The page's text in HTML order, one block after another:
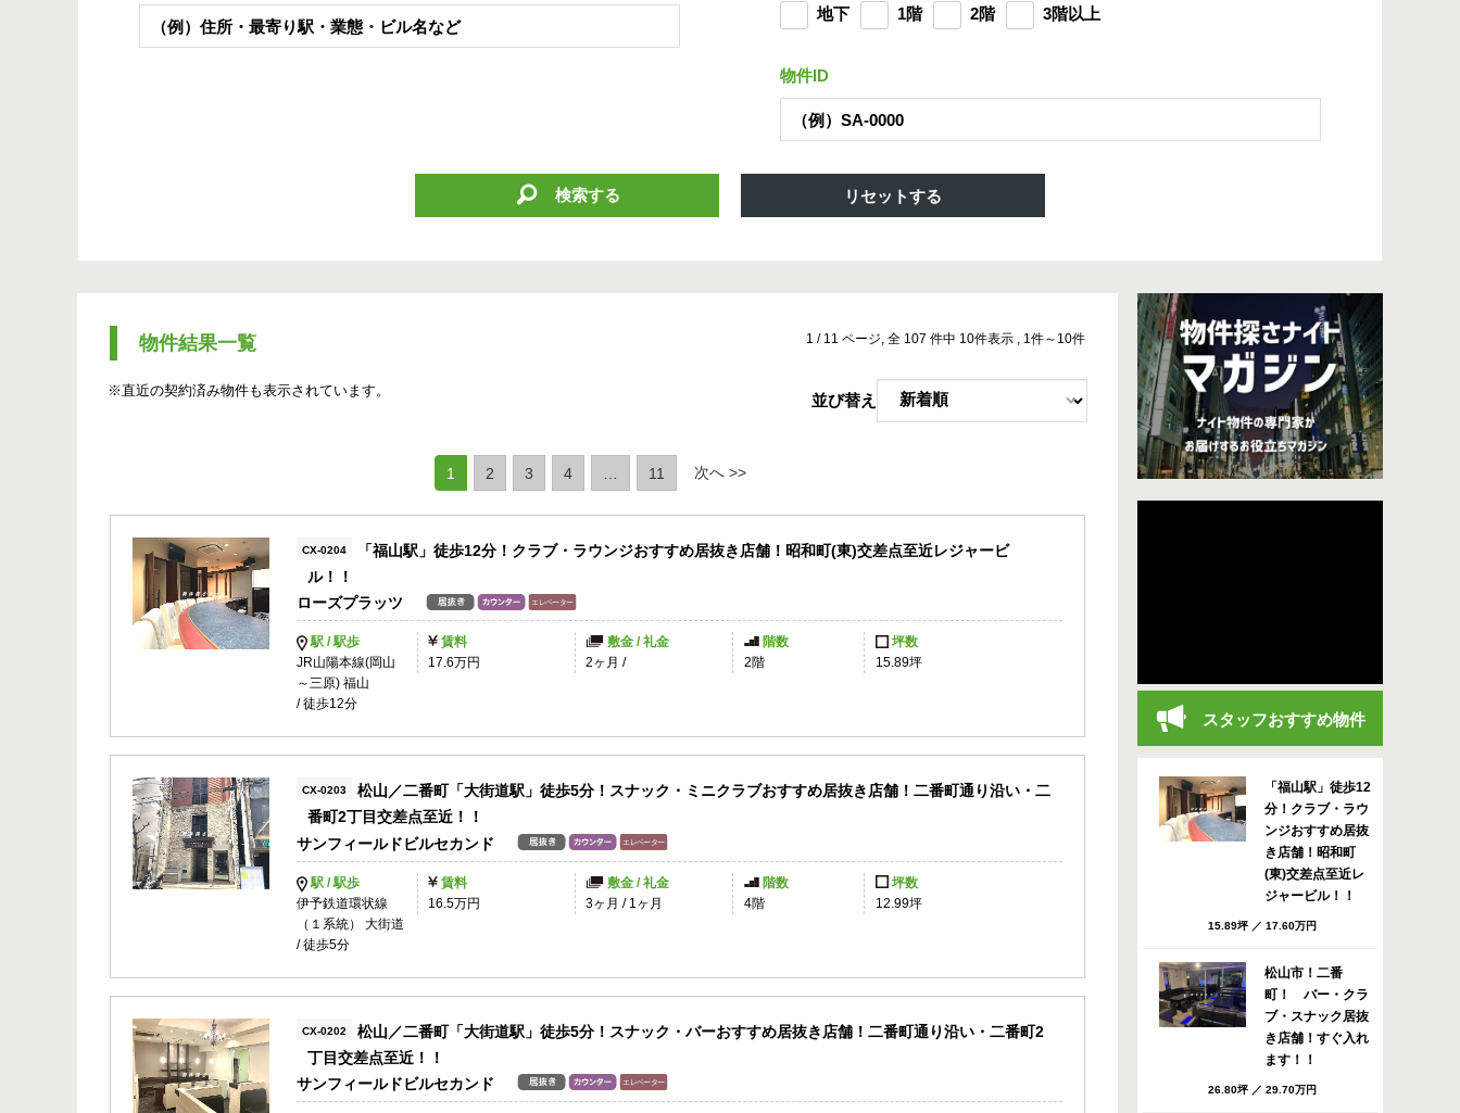
地下
1階 2階 3階以上
物件ID
検索する
物件結果一覧 1 / 11 ページ, 全 107 件中 10件表示 , 1件～10件
※直近の契約済み物件も表示されています。
並び替え
1 (current)
2 3 4 … 11 次へ >>
CX-0204
「福山駅」徒歩12分！クラブ・ラウンジおすすめ居抜き店舗！昭和町(東)交差点至近レジャービ
ル！！
ローズプラッツ
駅 / 駅歩
JR山陽本線(岡山
～三原) 福山
/ 徒歩12分
賃料
17.6万円
敷金 / 礼金
2ヶ月 /
階数
2階
坪数
15.89坪
CX-0203
松山／二番町「大街道駅」徒歩5分！スナック・ミニクラブおすすめ居抜き店舗！二番町通り沿い・二
番町2丁目交差点至近！！
サンフィールドビルセカンド
駅 / 駅歩
伊予鉄道環状線
（１系統） 大街道
/ 徒歩5分
賃料
16.5万円
敷金 / 礼金
3ヶ月 / 1ヶ月
階数
4階
坪数
12.99坪
CX-0202
松山／二番町「大街道駅」徒歩5分！スナック・バーおすすめ居抜き店舗！二番町通り沿い・二番町2
丁目交差点至近！！
サンフィールドビルセカンド
スタッフおすすめ物件
「福山駅」徒歩12
分！クラブ・ラウ
ンジおすすめ居抜
き店舗！昭和町
(東)交差点至近レ
ジャービル！！
15.89坪 ／ 17.60万円
松山市！二番
町！ バー・クラ
ブ・スナック居抜
き店舗！すぐ入れ
ます！！
26.80坪 ／ 29.70万円